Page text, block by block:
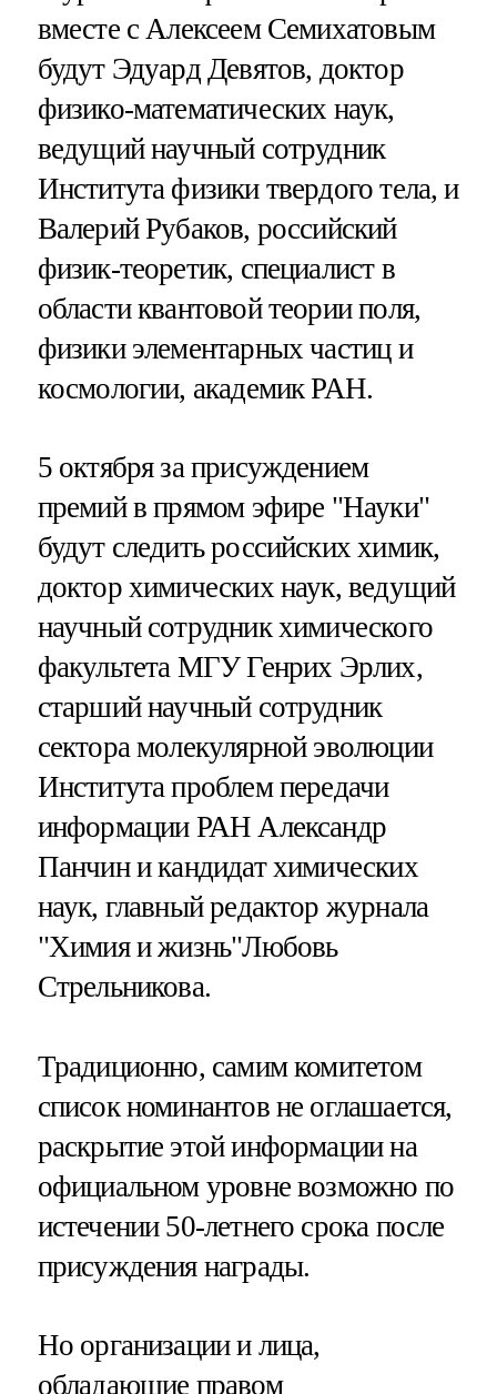
вместе с Алексеем Семихатовым
будут Эдуард Девятов, доктор
физико-математических наук,
ведущий научный сотрудник
Института физики твердого тела, и
Валерий Рубаков, российский
физик-теоретик, специалист в
области квантовой теории поля,
физики элементарных частиц и
космологии, академик РАН.
5 октября за присуждением
премий в прямом эфире "Науки"
будут следить российских химик,
доктор химических наук, ведущий
научный сотрудник химического
факультета МГУ Генрих Эрлих,
старший научный сотрудник
сектора молекулярной эволюции
Института проблем передачи
информации РАН Александр
Панчин и кандидат химических
наук, главный редактор журнала
"Химия и жизнь"Любовь
Стрельникова.
Традиционно, самим комитетом
список номинантов не оглашается,
раскрытие этой информации на
официальном уровне возможно по
истечении 50-летнего срока после
присуждения награды.
Но организации и лица,
обладающие правом